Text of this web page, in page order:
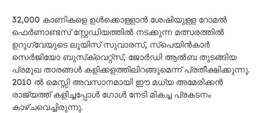
32,000 കാണികളെ ഉൾക്കൊള്ളാൻ ശേഷിയുള്ള റോമൽ
ഫെർണാണ്ടസ് സ്റ്റേഡിയത്തിൽ നടക്കുന്ന മത്സരത്തിൽ
ഉറുഗ്വേയുടെ ലൂയിസ് സുവാരസ്, സ്പെയിൻകാർ
സെർജിയോ ബുസ്‌ക്വെറ്റ്‌സ്, ജോർഡി ആൽബ തുടങ്ങിയ
പ്രമുഖ താരങ്ങൾ കളിക്കളത്തിലിറങ്ങുമെന്ന് പ്രതീക്ഷിക്കുന്നു.
2010 ൽ മെസ്സി അവസാനമായി ഈ മധ്യ അമേരിക്കൻ
രാജ്യത്ത് കളിച്ചപ്പോൾ ഗോൾ നേടി മികച്ച പ്രകടനം
കാഴ്ചവെച്ചിരുന്നു.